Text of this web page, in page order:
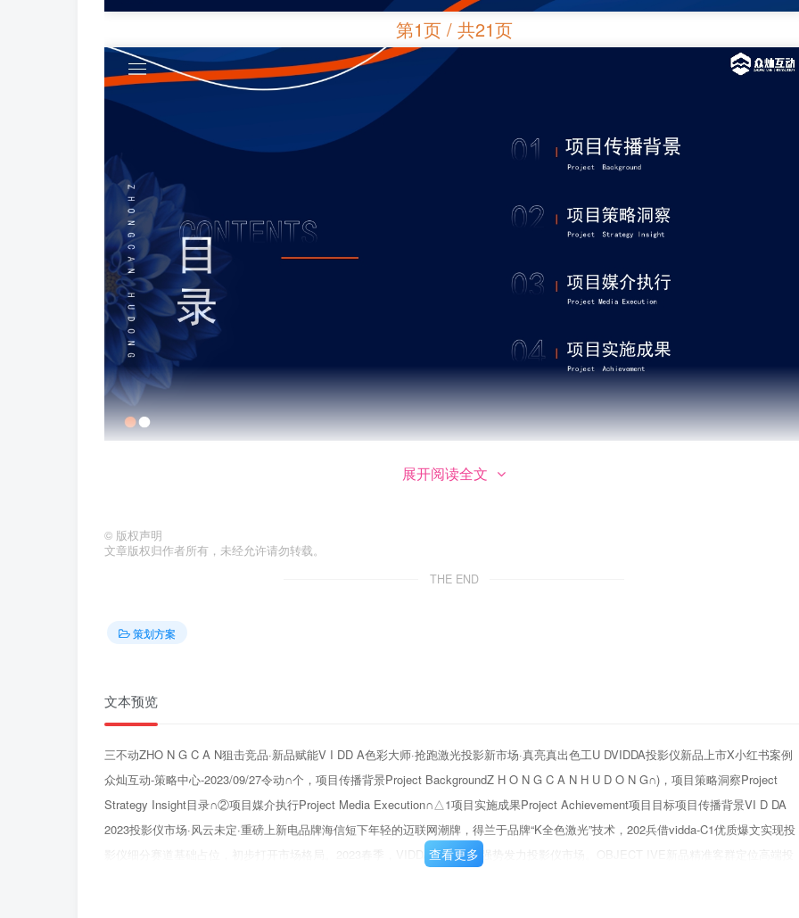
第1页 / 共21页
展开阅读全文
© 版权声明
文章版权归作者所有，未经允许请勿转载。
THE END
策划方案
文本预览
三不动ZHO N G C A N狙击竞品·新品赋能V I DD A色彩大师·抢跑激光投影新市场·真亮真出色工U DVIDDA投影仪新品上市X小红书案例
众灿互动-策略中心-2023/09/27令动∩个，项目传播背景Project BackgroundZ H O N G C A N H U D O N G∩)，项目策略洞察Project
Strategy Insight目录∩②项目媒介执行Project Media Execution∩△1项目实施成果Project Achievement项目目标项目传播背景VI D DA
2023投影仪市场·风云未定·重磅上新电品牌海信短下年轻的迈联网潮牌，得兰于品牌“K全色激光”技术，202兵借vidda-C1优质爆文实现投
影仪细分赛道基础占位，初步打开市场格局。2023春季，VIDDA.三品矩阵强势发力投影仪市场。OBJECT IVE新品精准客群定位高端投
查看更多